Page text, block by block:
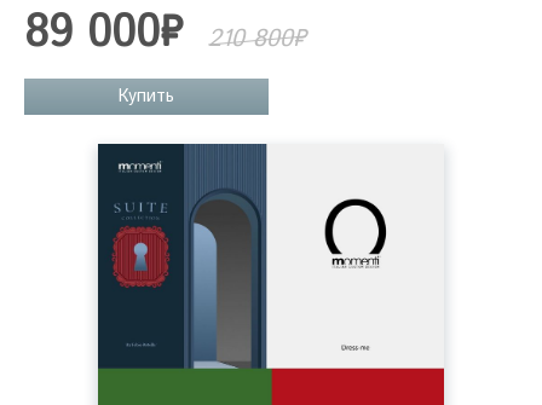
89 000₽ 210 800₽
Купить